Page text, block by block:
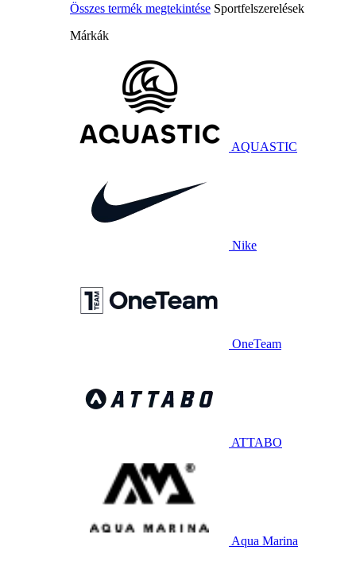
Összes termék megtekintése Sportfelszerelések
Márkák
AQUASTIC
Nike
OneTeam
ATTABO
Aqua Marina